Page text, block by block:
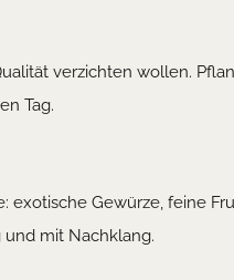
verzichten wollen.
Tag.
exotische Gewürze, feine
mit Nachklang.